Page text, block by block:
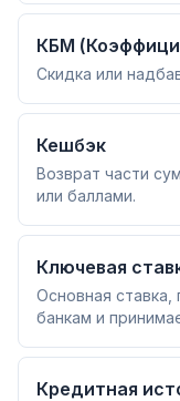
КБМ
Скидка или
Кешбэк
Возврат части
или баллами.
Ключевая
Основная
банкам и
Кредитная